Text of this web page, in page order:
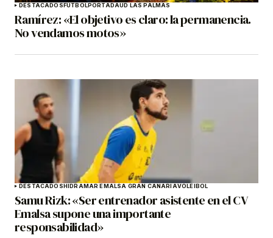
DESTACADOSFÚTBOLPORTADAUD LAS PALMAS
Ramírez: «El objetivo es claro: la permanencia.
No vendamos motos»
DESTACADOSHIDRAMAR EMALSA GRAN CANARIAVOLEIBOL
Samu Rizk: «Ser entrenador asistente en el CV
Emalsa supone una importante
responsabilidad»